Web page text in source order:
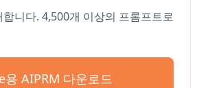
니다. 4,500개 이상의 프롬프트로
용 AIPRM 다운로드